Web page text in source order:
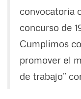
convocatoria
concurso de
Cumplimos
promover el
de trabajo”